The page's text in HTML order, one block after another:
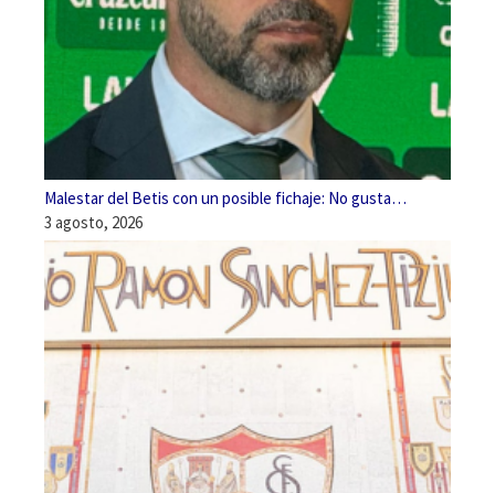
Malestar del Betis con un posible fichaje: No gusta…
3 agosto, 2026